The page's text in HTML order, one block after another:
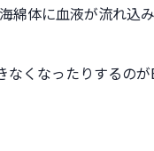
綿体に血液が流れ込
くなったりするのが